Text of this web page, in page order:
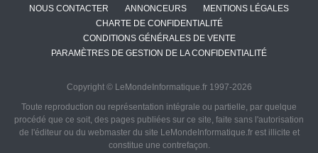
NOUS CONTACTER ANNONCEURS
MENTIONS LÉGALES
CHARTE DE CONFIDENTIALITÉ
CONDITIONS GÉNÉRALES DE VENTE
PARAMÈTRES DE GESTION DE LA CONFIDENTIALITÉ
Copyright © LeMondeInformatique.fr 1997-2026
Toute reproduction ou représentation intégrale ou partielle, par quelque
procédé que ce soit, des pages publiées sur ce site, faite sans l'autorisation
de l'éditeur ou du webmaster du site LeMondeInformatique.fr est illicite et
constitue une contrefaçon.